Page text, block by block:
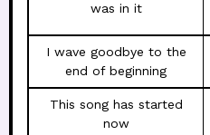
was in it
I wave goodbye to the
end of beginning
This song has started
now